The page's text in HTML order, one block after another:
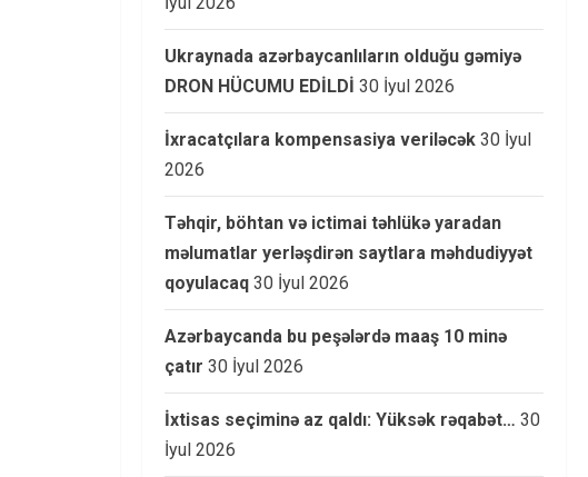
Ukraynada azərbaycanlıların olduğu gəmiyə
DRON HÜCUMU EDİLDİ 30 İyul 2026
İxracatçılara kompensasiya veriləcək 30 İyul
2026
Təhqir, böhtan və ictimai təhlükə yaradan
məlumatlar yerləşdirən saytlara məhdudiyyət
qoyulacaq 30 İyul 2026
Azərbaycanda bu peşələrdə maaş 10 minə
çatır 30 İyul 2026
İxtisas seçiminə az qaldı: Yüksək rəqabət… 30
İyul 2026